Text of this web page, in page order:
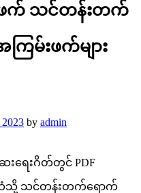
ဖက် သင်တန်းတက်
ြမ်းဖက်များ
by admin
ေးရေးဂိတ်တွင် PDF
ထံသို့ သင်တန်းတက်ရောက်